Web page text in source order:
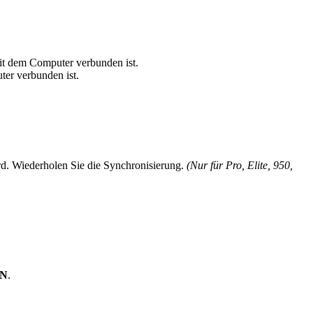
dem Computer verbunden ist.
verbunden ist.
Wiederholen Sie die Synchronisierung. (Nur für Pro, Elite, 950,
.